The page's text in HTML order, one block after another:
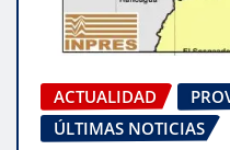
ACTUALIDAD
ÚLTIMAS NOTICIAS